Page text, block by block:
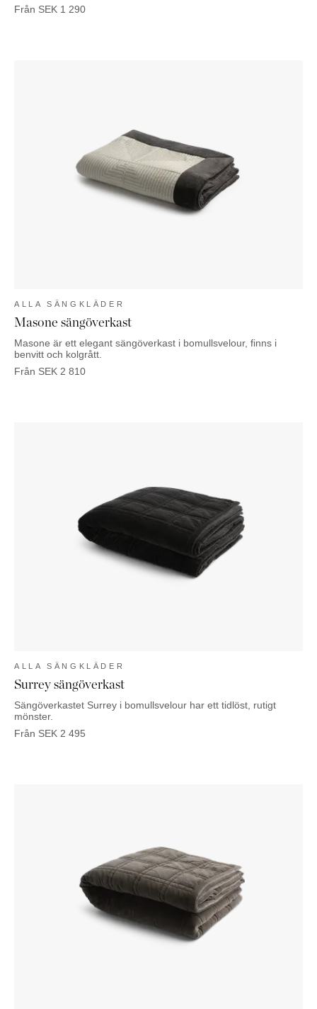
Från SEK 1 290
ALLA SÄNGKLÄDER
Masone sängöverkast
Masone är ett elegant sängöverkast i bomullsvelour, finns i
benvitt och kolgrått.
Från SEK 2 810
ALLA SÄNGKLÄDER
Surrey sängöverkast
Sängöverkastet Surrey i bomullsvelour har ett tidlöst, rutigt
mönster.
Från SEK 2 495